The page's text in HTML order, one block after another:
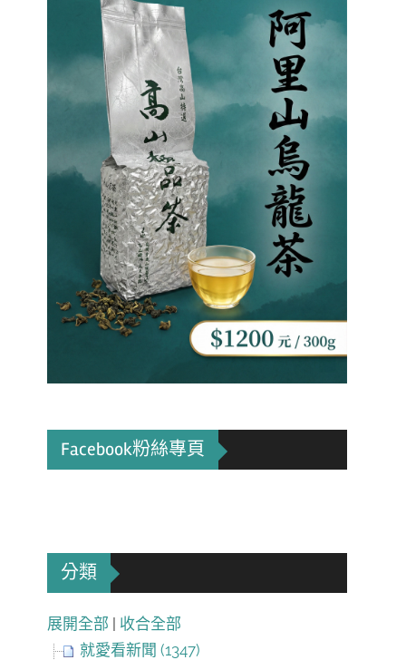
Facebook粉絲專頁
分類
展開全部 | 收合全部
就愛看新聞 (1347)